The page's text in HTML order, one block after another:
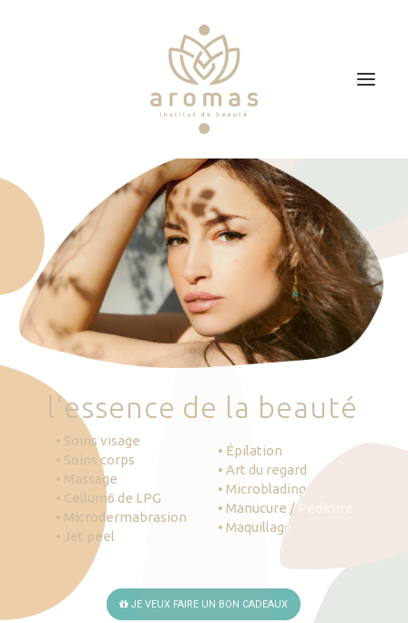
Soins
Je veux faire un bon cadeau
Plan d’accès
Prendre RDV
'essence de la beauté
• Soins visage
• Soins corps
• Massage
• Cellum6 de LPG
• Microdermabrasion
• Jet peel
• Épilation
• Art du regard
• Microblading
• Manucure / Pédicure
• Maquillage
JE VEUX FAIRE UN BON CADEAUX